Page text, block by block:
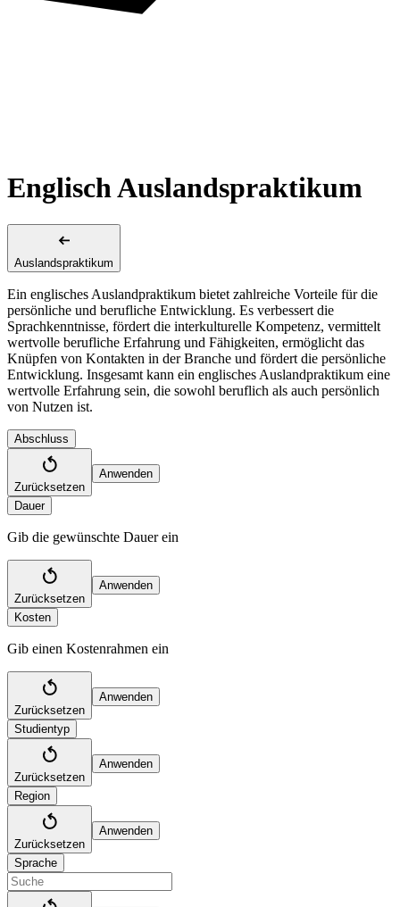
Englisch Auslandspraktikum
Auslandspraktikum
Ein englisches Auslandpraktikum bietet zahlreiche Vorteile für die
persönliche und berufliche Entwicklung. Es verbessert die
Sprachkenntnisse, fördert die interkulturelle Kompetenz, vermittelt
wertvolle berufliche Erfahrung und Fähigkeiten, ermöglicht das
Knüpfen von Kontakten in der Branche und fördert die persönliche
Entwicklung. Insgesamt kann ein englisches Auslandpraktikum eine
wertvolle Erfahrung sein, die sowohl beruflich als auch persönlich
von Nutzen ist.
Abschluss
Zurücksetzen
Anwenden
Dauer
Gib die gewünschte Dauer ein
Zurücksetzen
Anwenden
Kosten
Gib einen Kostenrahmen ein
Zurücksetzen
Anwenden
Studientyp
Zurücksetzen
Anwenden
Region
Zurücksetzen
Anwenden
Sprache